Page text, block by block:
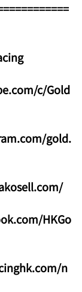
c/Gold
gold.
HKGo
n